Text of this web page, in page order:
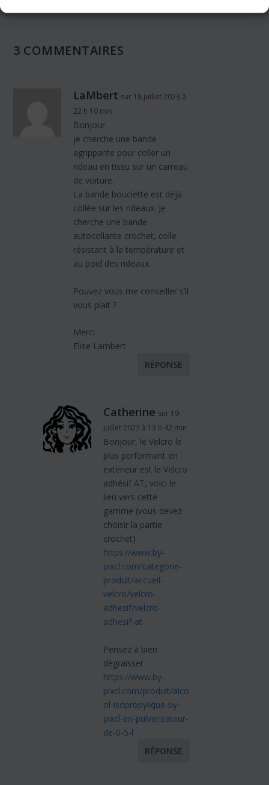
3 COMMENTAIRES
LaMbert sur 18 juillet 2023 à
22 h 10 min
Bonjour
je cherche une bande
agrippante pour coller un
rideau en tissu sur un carreau
de voiture.
La bande bouclette est déjà
collée sur les rideaux. Je
cherche une bande
autocollante crochet, colle
résistant à la température et
au poid des rideaux.
Pouvez vous me conseiller s’il
vous plait ?
Merci
Elise Lambert
RÉPONSE
Catherine sur 19
juillet 2023 à 13 h 42 min
Bonjour, le Velcro le
plus performant en
extérieur est le Velcro
adhésif AT, voici le
lien vers cette
gamme (vous devez
choisir la partie
crochet) :
https://www.by-
pixcl.com/categorie-
produit/accueil-
velcro/velcro-
adhesif/velcro-
adhesif-at
Pensez à bien
dégraisser :
https://www.by-
pixcl.com/produit/alco
ol-isopropylique-by-
pixcl-en-pulverisateur-
de-0-5-l
RÉPONSE